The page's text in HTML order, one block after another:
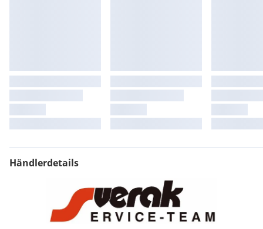
Händlerdetails